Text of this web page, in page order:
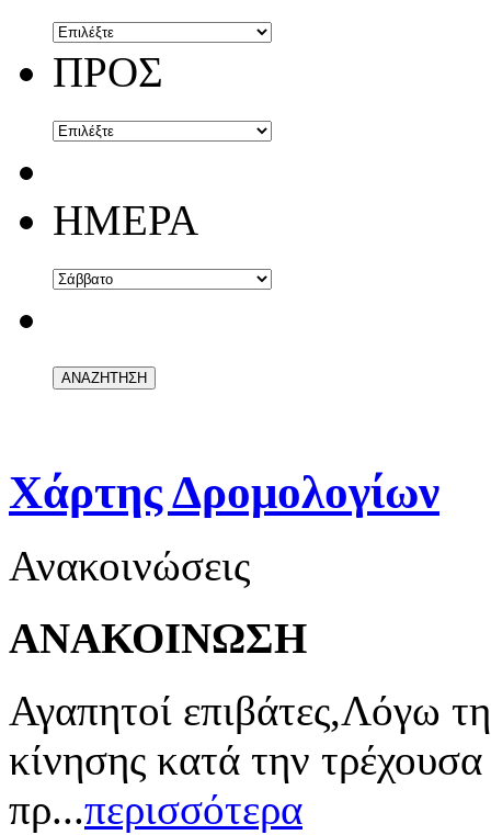
ΠΡΟΣ
ΗΜΕΡΑ
Χάρτης Δρομολογίων
Ανακοινώσεις
ΑΝΑΚΟΙΝΩΣΗ
Αγαπητοί επιβάτες,Λόγω
κίνησης κατά την
πρ...περισσότερα